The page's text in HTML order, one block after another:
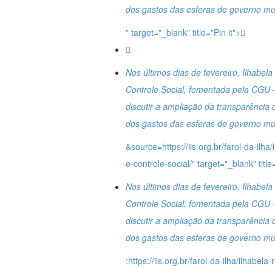
dos gastos das esferas de governo
" target="_blank" title="Pin it">
Nos últimos dias de fevereiro,
Controle Social, fomentada pela
discutir a ampliação da transparência
dos gastos das esferas de governo
&source=https://iis.org.br/farol-da-
e-controle-social/" target="_blank"
Nos últimos dias de fevereiro,
Controle Social, fomentada pela
discutir a ampliação da transparência
dos gastos das esferas de governo
:https://iis.org.br/farol-da-ilha/